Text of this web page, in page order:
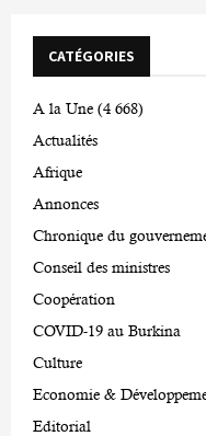
CATÉGORIES
A la Une (4 668)
Actualités
Afrique
Annonces
Chronique du
Conseil des ministres
Coopération
COVID-19 au Burkina
Culture
Economie &
Editorial